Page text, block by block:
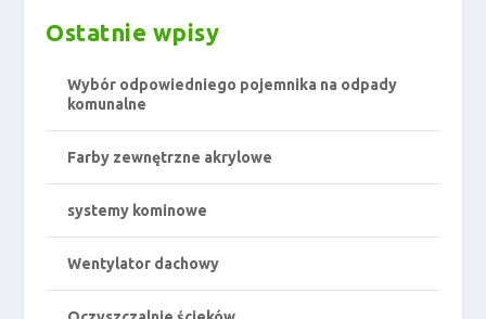
Ostatnie wpisy
Wybór odpowiedniego pojemnika na odpady
komunalne
Farby zewnętrzne akrylowe
systemy kominowe
Wentylator dachowy